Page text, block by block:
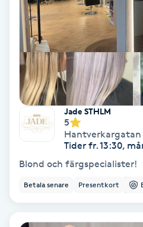
Kroppspeeling
Käkledsbehandling
Kärlbehandling
Laserbehandling
LED-ljusterapi
Liktornar
Jade STHLM
5
Hantverkargatan
Tider fr. 13:30,
Blond och färgspecialister!
Betala senare Presentkort